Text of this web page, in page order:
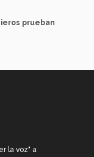
prueban
la voz" a